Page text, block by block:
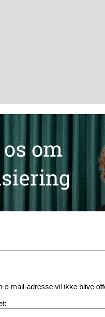
e-mail-adresse vil ikke blive